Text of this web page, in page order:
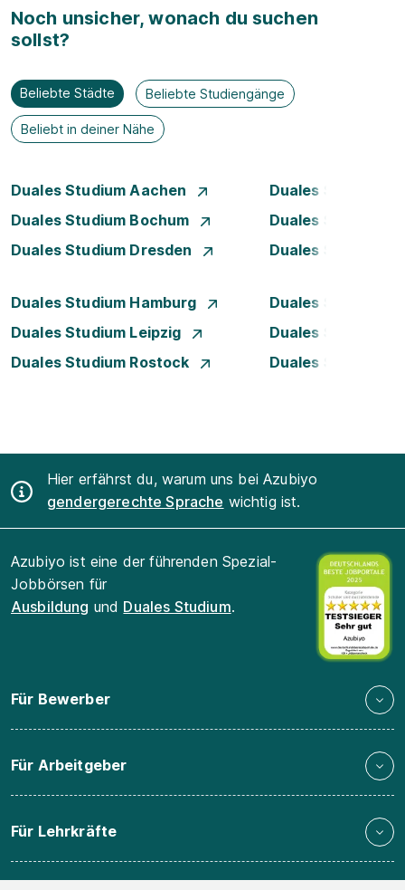
Noch unsicher, wonach du suchen
sollst?
Beliebte Städte Beliebte Studiengänge
Beliebt in deiner Nähe
Duales Studium Aachen
Duales Studium
Duales Studium Bochum
Duales Studium
Duales Studium Dresden
Duales Studium
Duales Studium Hamburg
Duales Studium
Duales Studium Leipzig
Duales Studium
Duales Studium Rostock
Duales Studium
Hier erfährst du, warum uns bei Azubiyo
gendergerechte Sprache wichtig ist.
Azubiyo ist eine der führenden Spezial-
Jobbörsen für
Ausbildung und Duales Studium.
Für Bewerber
Für Arbeitgeber
Für Lehrkräfte